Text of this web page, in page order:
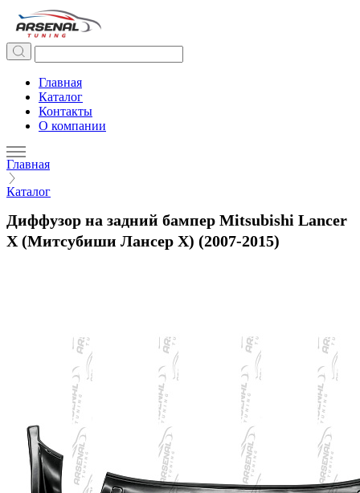
Главная
Каталог
Контакты
О компании
Главная
Каталог
Диффузор на задний бампер Mitsubishi Lancer
X (Митсубиши Лансер X) (2007-2015)